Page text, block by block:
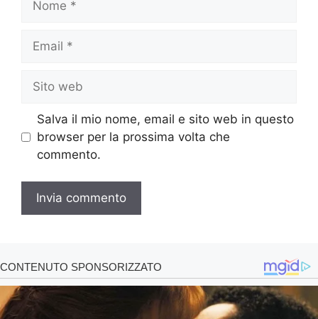
web
Salva il mio nome, email e sito web in questo
browser per la prossima volta che
commento.